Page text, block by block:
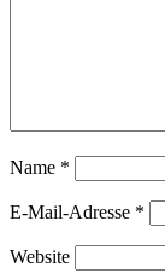
Name *
E-Mail-Adresse *
Website